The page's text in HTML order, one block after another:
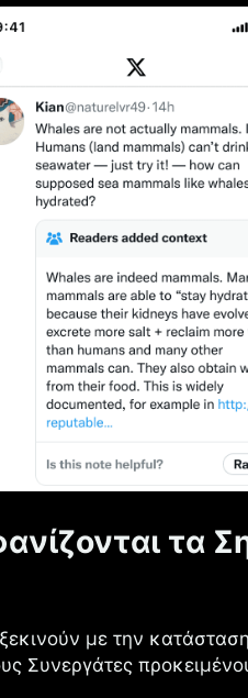
τα
με την
Συνεργάτες